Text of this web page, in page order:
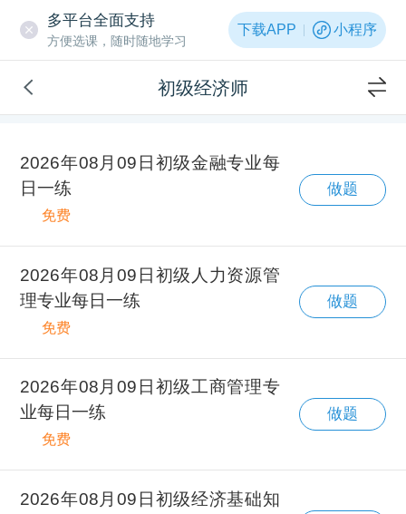
多平台全面支持
方便选课，随时随地学习
下载APP 小程序
初级经济师
2026年08月09日初级金融专业每
日一练
免费
做题
2026年08月09日初级人力资源管
理专业每日一练
免费
做题
2026年08月09日初级工商管理专
业每日一练
免费
做题
2026年08月09日初级经济基础知